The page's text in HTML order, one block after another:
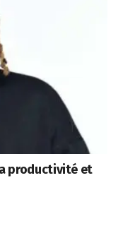
productivité et